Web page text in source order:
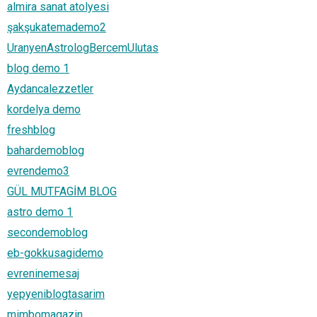
almira sanat atolyesi
şakşukatemademo2
UranyenAstrologBercemUlutas
blog demo 1
Aydancalezzetler
kordelya demo
freshblog
bahardemoblog
evrendemo3
GÜL MUTFAGİM BLOG
astro demo 1
secondemoblog
eb-gokkusagidemo
evreninemesaj
yepyeniblogtasarim